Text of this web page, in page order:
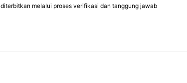
melalui proses verifikasi dan tanggung jawab